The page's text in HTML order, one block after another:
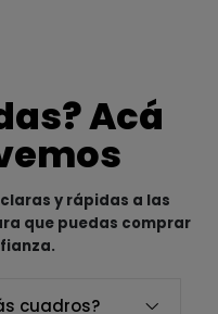
Acá
y rápidas a las
que puedas comprar
cuadros?